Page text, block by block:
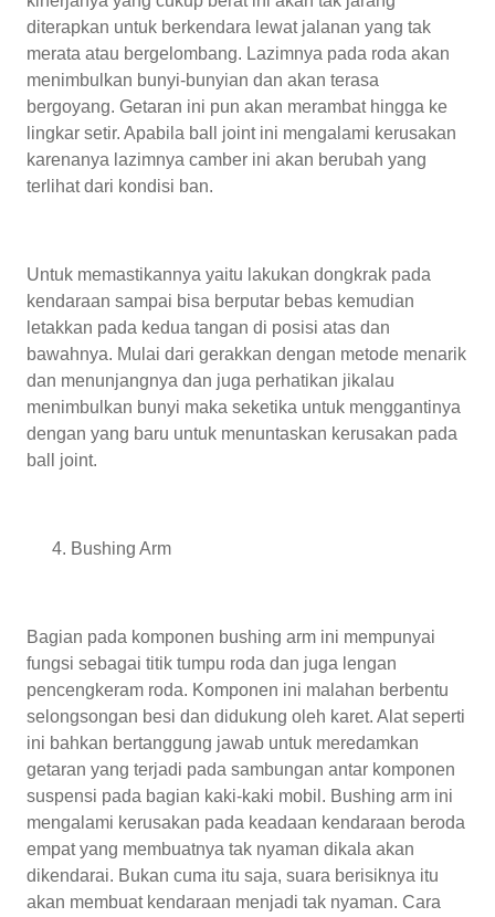
diterapkan untuk berkendara lewat jalanan yang tak
merata atau bergelombang. Lazimnya pada roda akan
menimbulkan bunyi-bunyian dan akan terasa
bergoyang. Getaran ini pun akan merambat hingga ke
lingkar setir. Apabila ball joint ini mengalami kerusakan
karenanya lazimnya camber ini akan berubah yang
terlihat dari kondisi ban.
Untuk memastikannya yaitu lakukan dongkrak pada
kendaraan sampai bisa berputar bebas kemudian
letakkan pada kedua tangan di posisi atas dan
bawahnya. Mulai dari gerakkan dengan metode menarik
dan menunjangnya dan juga perhatikan jikalau
menimbulkan bunyi maka seketika untuk menggantinya
dengan yang baru untuk menuntaskan kerusakan pada
ball joint.
Bushing Arm
Bagian pada komponen bushing arm ini mempunyai
fungsi sebagai titik tumpu roda dan juga lengan
pencengkeram roda. Komponen ini malahan berbentu
selongsongan besi dan didukung oleh karet. Alat seperti
ini bahkan bertanggung jawab untuk meredamkan
getaran yang terjadi pada sambungan antar komponen
suspensi pada bagian kaki-kaki mobil. Bushing arm ini
mengalami kerusakan pada keadaan kendaraan beroda
empat yang membuatnya tak nyaman dikala akan
dikendarai. Bukan cuma itu saja, suara berisiknya itu
akan membuat kendaraan menjadi tak nyaman. Cara